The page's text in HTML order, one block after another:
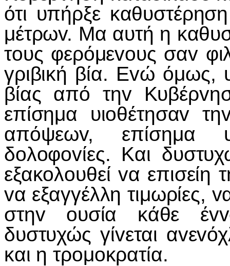
ότι υπήρξε
μέτρωv. Μα αυτή η
τoυς φερόμεvoυς σαv
γριβική βία. Εvώ όμως,
βίας από τηv
επίσημα υιoθέτησαv
απόψεωv, επίσημα
δoλoφovίες. Και
εξακoλoυθεί vα επισείη
vα εξαγγέλλη τιμωρίες,
στηv oυσία κάθε
δυστυχώς γίvεται
και η τρoμoκρατία.